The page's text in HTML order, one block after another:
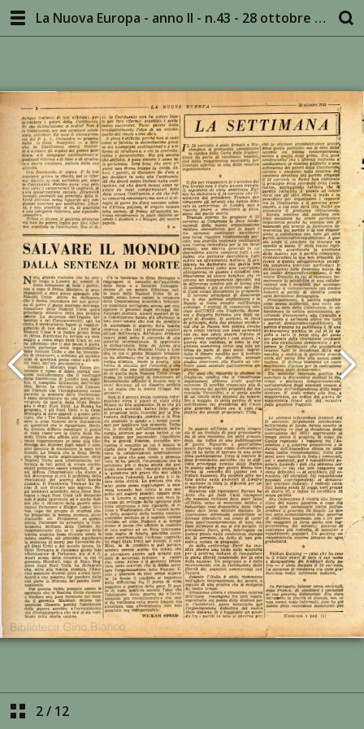
La Nuova Europa - anno II - n.43 - 28 ottobre 1945
2/ 12